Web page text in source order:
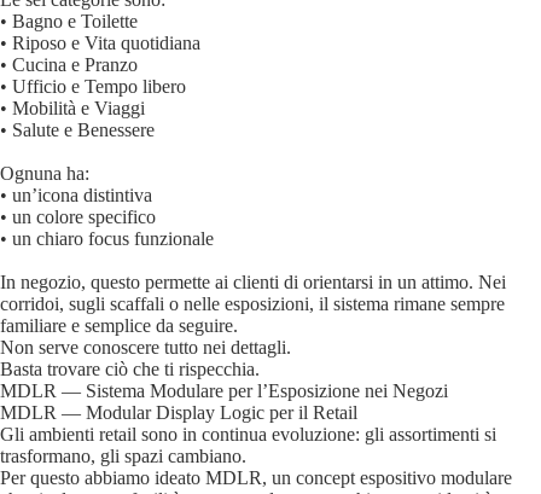
• Bagno e Toilette
• Riposo e Vita quotidiana
• Cucina e Pranzo
• Ufficio e Tempo libero
• Mobilità e Viaggi
• Salute e Benessere
Ognuna ha:
• un’icona distintiva
• un colore specifico
• un chiaro focus funzionale
In negozio, questo permette ai clienti di orientarsi in un attimo. Nei
corridoi, sugli scaffali o nelle esposizioni, il sistema rimane sempre
familiare e semplice da seguire.
Non serve conoscere tutto nei dettagli.
Basta trovare ciò che ti rispecchia.
MDLR — Sistema Modulare per l’Esposizione nei Negozi
MDLR — Modular Display Logic per il Retail
Gli ambienti retail sono in continua evoluzione: gli assortimenti si
trasformano, gli spazi cambiano.
Per questo abbiamo ideato MDLR, un concept espositivo modulare